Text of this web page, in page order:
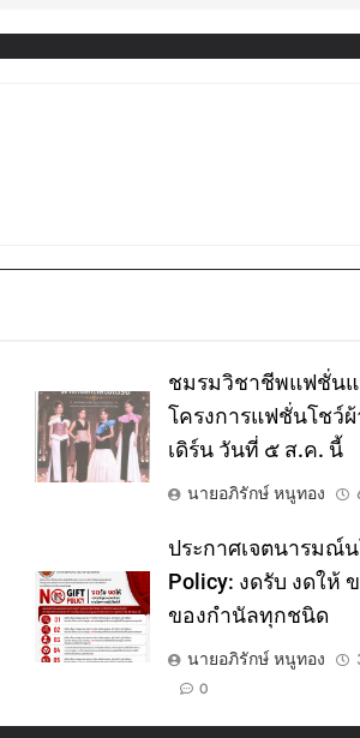
ชมรมวิชาชีพแฟชั่นแ
โครงการแฟชั่นโชว์
เดิร์น วันที่ ๕ ส.ค. นี้
นายอภิรักษ์ หนูทอง
ประกาศเจตนารมณ์
Policy: งดรับ งดให้
ของกำนัลทุกชนิด
นายอภิรักษ์ หนูทอง
0